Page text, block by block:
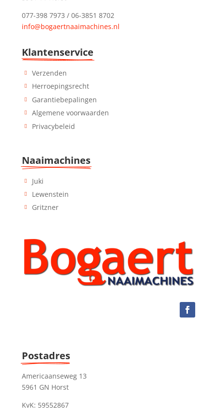
077-398 7973 / 06-3851 8702
info@bogaertnaaimachines.nl
Klantenservice
Verzenden
Herroepingsrecht
Garantiebepalingen
Algemene voorwaarden
Privacybeleid
Naaimachines
Juki
Lewenstein
Gritzner
Postadres
Americaanseweg 13
5961 GN Horst
KvK: 59552867